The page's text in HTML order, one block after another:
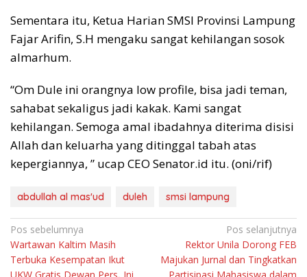
Sementara itu, Ketua Harian SMSI Provinsi Lampung
Fajar Arifin, S.H mengaku sangat kehilangan sosok
almarhum.
“Om Dule ini orangnya low profile, bisa jadi teman,
sahabat sekaligus jadi kakak. Kami sangat
kehilangan. Semoga amal ibadahnya diterima disisi
Allah dan keluarha yang ditinggal tabah atas
kepergiannya, ” ucap CEO Senator.id itu. (oni/rif)
abdullah al mas'ud duleh smsi lampung
Navigasi
pos
Pos sebelumnya
Wartawan Kaltim Masih
Terbuka Kesempatan Ikut
Pos selanjutnya
Rektor Unila Dorong FEB
Majukan Jurnal dan Tingkatkan